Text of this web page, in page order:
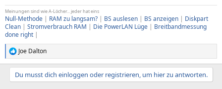
Meinungen sind wie A-Löcher... jeder hat eins
Null-Methode | RAM zu langsam? | BS auslesen | BS anzeigen | Diskpart
Clean | Stromverbrauch RAM | Die PowerLAN Lüge | Breitbandmessung
done right |
R
e
a
Joe Dalton
Du musst dich einloggen oder registrieren, um hier zu antworten.